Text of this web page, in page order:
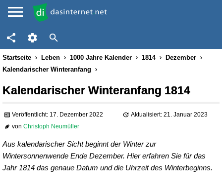
Startseite Leben 1000 Jahre Kalender 1814
Dezember
Kalendarischer Winteranfang
Kalendarischer Winteranfang 1814
Veröffentlicht: 17. Dezember 2022
Aktualisiert: 21. Januar 2023
vonChristoph Neumüller
Aus kalendarischer Sicht beginnt der Winter zur
Wintersonnenwende Ende Dezember. Hier erfahren Sie für das
Jahr 1814 das genaue Datum und die Uhrzeit des Winterbeginns.